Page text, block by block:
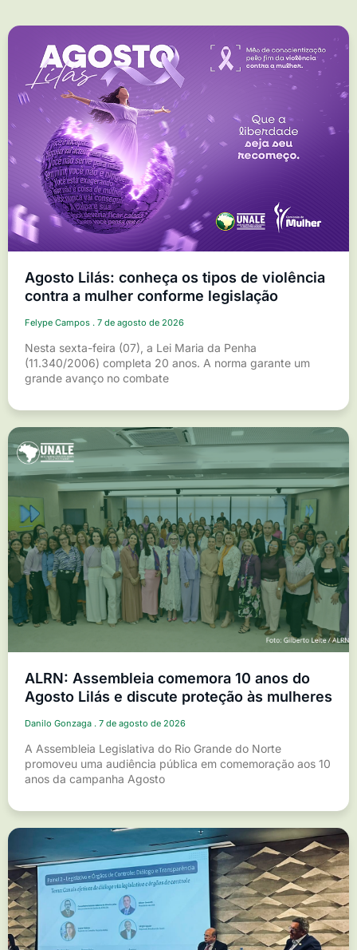
Agosto Lilás: conheça os tipos de violência
contra a mulher conforme legislação
Felype Campos 7 de agosto de 2026
Nesta sexta-feira (07), a Lei Maria da Penha
(11.340/2006) completa 20 anos. A norma garante um
grande avanço no combate
ALRN: Assembleia comemora 10 anos do
Agosto Lilás e discute proteção às mulheres
Danilo Gonzaga 7 de agosto de 2026
A Assembleia Legislativa do Rio Grande do Norte
promoveu uma audiência pública em comemoração aos 10
anos da campanha Agosto